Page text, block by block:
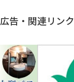
広告・関連リンク